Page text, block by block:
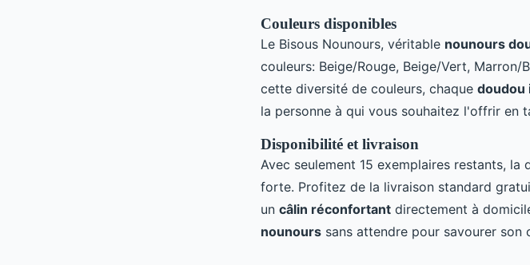
Couleurs disponibles
Le Bisous Nounours, véritable nounours
couleurs: Beige/Rouge, Beige/Vert,
cette diversité de couleurs, chaque doudou
la personne à qui vous souhaitez l'offrir en
Disponibilité et livraison
Avec seulement 15 exemplaires restants, la
forte. Profitez de la livraison standard
un câlin réconfortant directement à
nounours sans attendre pour savourer son